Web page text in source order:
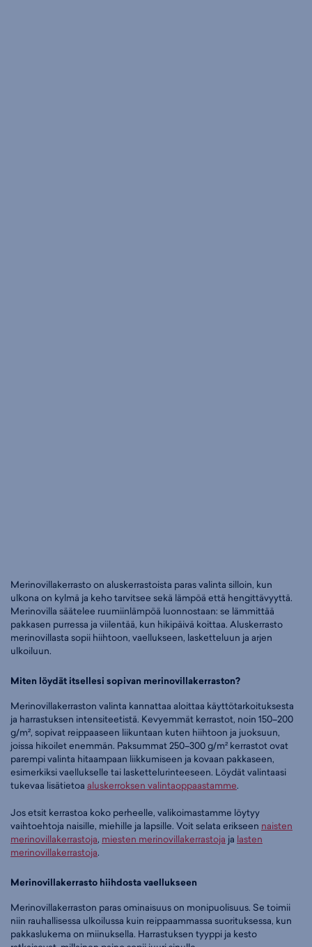
Merinovillakerrasto on aluskerrastoista paras valinta silloin, kun
ulkona on kylmä ja keho tarvitsee sekä lämpöä että hengittävyyttä.
Merinovilla säätelee ruumiinlämpöä luonnostaan: se lämmittää
pakkasen purressa ja viilentää, kun hikipäivä koittaa. Aluskerrasto
merinovillasta sopii hiihtoon, vaellukseen, lasketteluun ja arjen
ulkoiluun.
Miten löydät itsellesi sopivan merinovillakerraston?
Merinovillakerraston valinta kannattaa aloittaa käyttötarkoituksesta
ja harrastuksen intensiteetistä. Kevyemmät kerrastot, noin 150–200
g/m², sopivat reippaaseen liikuntaan kuten hiihtoon ja juoksuun,
joissa hikoilet enemmän. Paksummat 250–300 g/m² kerrastot ovat
parempi valinta hitaampaan liikkumiseen ja kovaan pakkaseen,
esimerkiksi vaellukselle tai laskettelurinteeseen. Löydät valintaasi
tukevaa lisätietoa aluskerroksen valintaoppaastamme.
Jos etsit kerrastoa koko perheelle, valikoimastamme löytyy
vaihtoehtoja naisille, miehille ja lapsille. Voit selata erikseen naisten
merinovillakerrastoja, miesten merinovillakerrastoja ja lasten
merinovillakerrastoja.
Merinovillakerrasto hiihdosta vaellukseen
Merinovillakerraston paras ominaisuus on monipuolisuus. Se toimii
niin rauhallisessa ulkoilussa kuin reippaammassa suorituksessa, kun
pakkaslukema on miinuksella. Harrastuksen tyyppi ja kesto